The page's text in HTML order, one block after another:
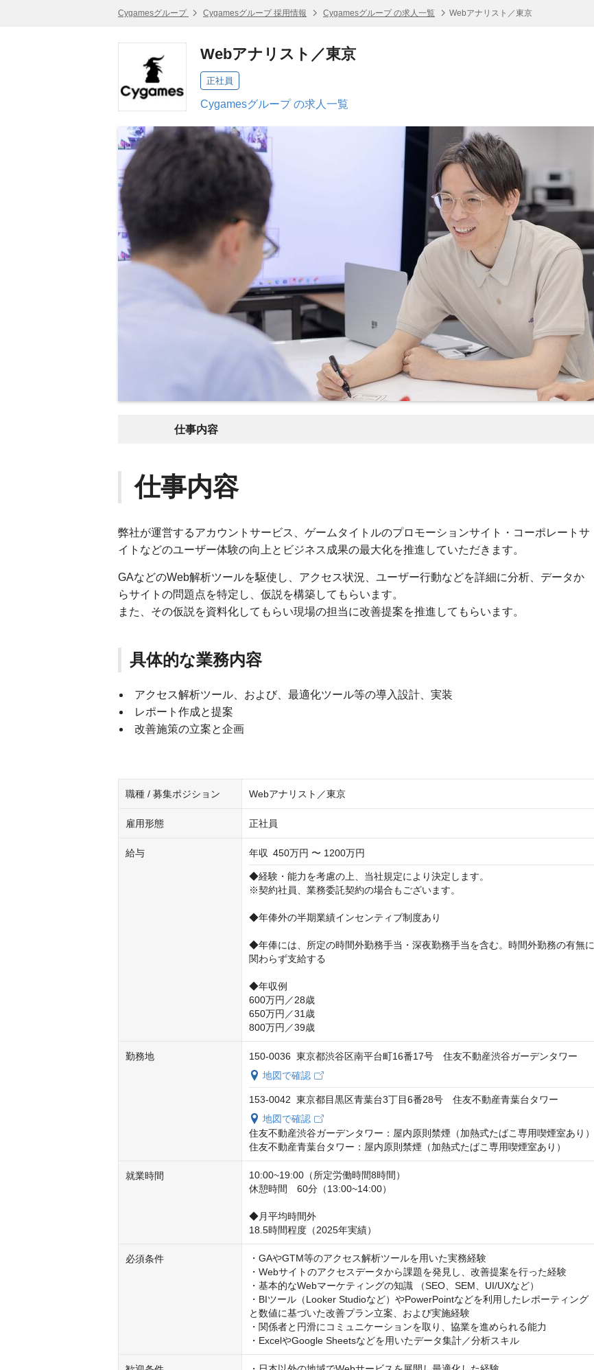
Cygamesグループ Cygamesグループ 採用情報 Cygamesグループ の求人一覧 Webアナリスト／東京
Webアナリスト／東京
正社員
Cygamesグループ の求人一覧
仕事内容
仕事内容
弊社が運営するアカウントサービス、ゲームタイトルのプロモーションサイト・コーポレートサ
イトなどのユーザー体験の向上とビジネス成果の最大化を推進していただきます。
GAなどのWeb解析ツールを駆使し、アクセス状況、ユーザー行動などを詳細に分析、データか
らサイトの問題点を特定し、仮説を構築してもらいます。
また、その仮説を資料化してもらい現場の担当に改善提案を推進してもらいます。
具体的な業務内容
アクセス解析ツール、および、最適化ツール等の導入設計、実装
レポート作成と提案
改善施策の立案と企画
職種 / 募集ポジション Webアナリスト／東京
雇用形態 正社員
給与 年収 450万円 〜 1200万円
◆経験・能力を考慮の上、当社規定により決定します。
※契約社員、業務委託契約の場合もございます。
◆年俸外の半期業績インセンティブ制度あり
◆年俸には、所定の時間外勤務手当・深夜勤務手当を含む。時間外勤務の有無に
関わらず支給する
◆年収例
600万円／28歳
650万円／31歳
800万円／39歳
勤務地
150-0036 東京都渋谷区南平台町16番17号 住友不動産渋谷ガーデンタワー
地図で確認
153-0042 東京都目黒区青葉台3丁目6番28号 住友不動産青葉台タワー
地図で確認
住友不動産渋谷ガーデンタワー：屋内原則禁煙（加熱式たばこ専用喫煙室あり）
住友不動産青葉台タワー：屋内原則禁煙（加熱式たばこ専用喫煙室あり）
就業時間
10:00~19:00（所定労働時間8時間）
休憩時間　60分（13:00~14:00）
◆月平均時間外
18.5時間程度（2025年実績）
必須条件
・GAやGTM等のアクセス解析ツールを用いた実務経験
・Webサイトのアクセスデータから課題を発見し、改善提案を行った経験
・基本的なWebマーケティングの知識 （SEO、SEM、UI/UXなど）
・BIツール（Looker Studioなど）やPowerPointなどを利用したレポーティング
と数値に基づいた改善プラン立案、および実施経験
・関係者と円滑にコミュニケーションを取り、協業を進められる能力
・ExcelやGoogle Sheetsなどを用いたデータ集計／分析スキル